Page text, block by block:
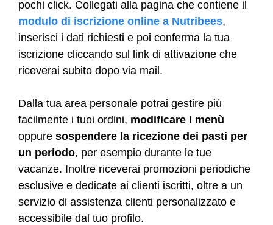
pochi click. Collegati alla pagina che contiene il
modulo di iscrizione online a Nutribees,
inserisci i dati richiesti e poi conferma la tua
iscrizione cliccando sul link di attivazione che
riceverai subito dopo via mail.
Dalla tua area personale potrai gestire più
facilmente i tuoi ordini, modificare i menù
oppure sospendere la ricezione dei pasti per
un periodo, per esempio durante le tue
vacanze. Inoltre riceverai promozioni periodiche
esclusive e dedicate ai clienti iscritti, oltre a un
servizio di assistenza clienti personalizzato e
accessibile dal tuo profilo.